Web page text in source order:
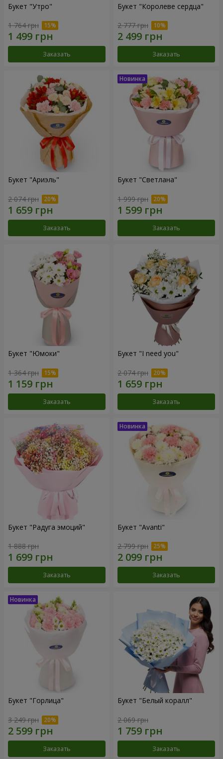
Букет "Утро"
1 764 грн
Заказать
Букет "Королеве сердца"
2 777 грн
Заказать
Букет "Ариэль"
2 074 грн
Заказать
Букет "Светлана"
1 999 грн
Заказать
Букет "Юмоки"
1 364 грн
Заказать
Букет "I need you"
2 074 грн
Заказать
Букет "Радуга эмоций"
1 888 грн
Заказать
Букет "Avanti"
2 799 грн
Заказать
Букет "Горлица"
3 249 грн
Заказать
Букет "Белый коралл"
2 069 грн
Заказать